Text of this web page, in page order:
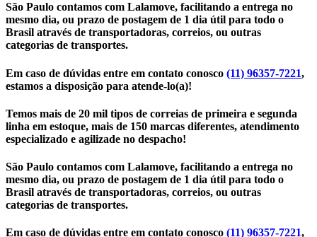
São Paulo contamos com Lalamove, facilitando a entrega no
mesmo dia, ou prazo de postagem de 1 dia útil para todo o
Brasil através de transportadoras, correios, ou outras
categorias de transportes.
Em caso de dúvidas entre em contato conosco (11) 96357-7221,
estamos a disposição para atende-lo(a)!
Temos mais de 20 mil tipos de correias de primeira e segunda
linha em estoque, mais de 150 marcas diferentes, atendimento
especializado e agilizade no despacho!
São Paulo contamos com Lalamove, facilitando a entrega no
mesmo dia, ou prazo de postagem de 1 dia útil para todo o
Brasil através de transportadoras, correios, ou outras
categorias de transportes.
Em caso de dúvidas entre em contato conosco (11) 96357-7221,